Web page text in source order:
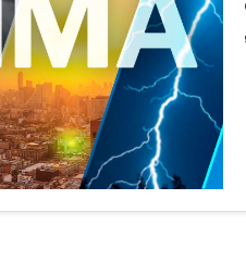
TORRES RODRÍGUEZ
NO HAY
COMENTARIOS